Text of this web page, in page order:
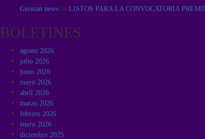
German news en LISTOS PARA LA CONVOCATORIA
BOLETINES
agosto 2026
julio 2026
junio 2026
mayo 2026
abril 2026
marzo 2026
febrero 2026
enero 2026
diciembre 2025